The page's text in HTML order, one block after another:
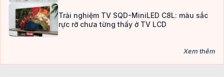
Trải nghiệm TV SQD-MiniLED C8L: màu sắc
rực rỡ chưa từng thấy ở TV LCD
Xem thêm